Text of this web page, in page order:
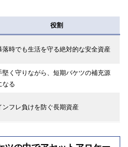
役割
落時でも生活を守る絶対的な安全資産
堅く守りながら、短期バケツの補充源
なる
ンフレ負けを防ぐ長期資産